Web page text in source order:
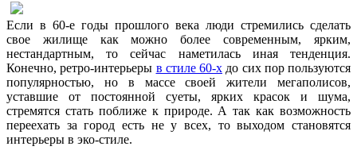
Если в 60-е годы прошлого века люди стремились сделать
свое жилище как можно более современным, ярким,
нестандартным, то сейчас наметилась иная тенденция.
Конечно, ретро-интерьеры в стиле 60-х до сих пор пользуются
популярностью, но в массе своей жители мегаполисов,
уставшие от постоянной суеты, ярких красок и шума,
стремятся стать поближе к природе. А так как возможность
переехать за город есть не у всех, то выходом становятся
интерьеры в эко-стиле.